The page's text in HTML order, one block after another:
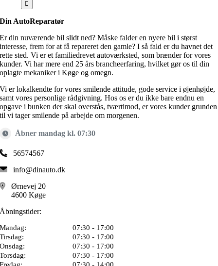
Din AutoReparatør
Er din nuværende bil slidt ned? Måske falder en nyere bil i størst
interesse, frem for at få repareret den gamle? I så fald er du havnet det
rette sted. Vi er et familiedrevet autoværksted, som brænder for vores
kunder. Vi har mere end 25 års brancheerfaring, hvilket gør os til din
oplagte mekaniker i Køge og omegn.
Vi er lokalkendte for vores smilende attitude, gode service i øjenhøjde,
samt vores personlige rådgivning. Hos os er du ikke bare endnu en
opgave i bunken der skal overstås, tværtimod, er vores kunder grunden
til vi tager smilende på arbejde om morgenen.
Åbner mandag kl. 07:30
56574567
info@dinauto.dk
Ørnevej 20
4600 Køge
Åbningstider:
Mandag:
07:30 - 17:00
Tirsdag:
07:30 - 17:00
Onsdag:
07:30 - 17:00
Torsdag:
07:30 - 17:00